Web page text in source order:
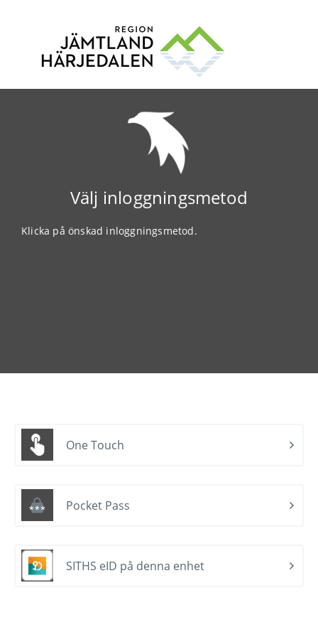
Välj inloggningsmetod
Klicka på önskad inloggningsmetod.
One Touch
Pocket Pass
SITHS eID på denna enhet